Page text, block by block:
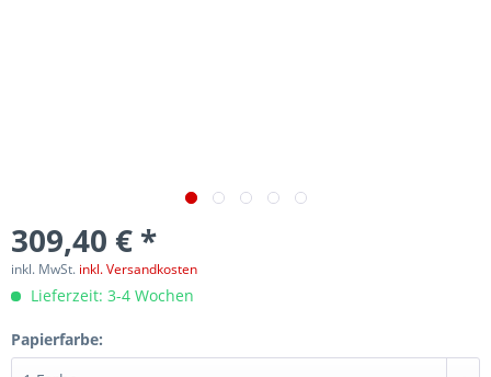
309,40 € *
inkl. MwSt. inkl. Versandkosten
Lieferzeit: 3-4 Wochen
Papierfarbe: